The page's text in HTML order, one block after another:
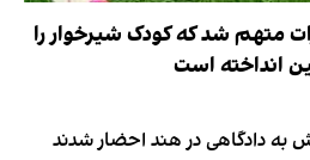
متهم شد که کودک شیرخوار را
انداخته است
دادگاهی در هند احضار شدند